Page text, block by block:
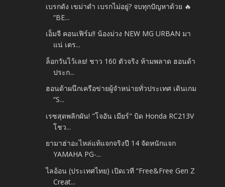
เบรกดัง เขม่าดำ เบรกไม่อยู่? จบทุกปัญหาด้วย 🔥
“BE...
เอ็มจี คอนเฟิร์ม!! น้องม่วง NEW MG URBAN มา
แน่ เตร...
ล็อกวันไว้เลย! ชาว 160 ตัวจริง ห้ามพลาด ฮอนด้า
ประก...
ฮอนด้าผนึกเครือข่ายผู้จำหน่ายทั่วประเทศ เดินเกม
“S...
เรซสุดพลิกผัน! "โจอัน เมียร์" บิด Honda RC213V
โชว...
ยามาฮ่าอะไหล่แท้แจกจริงปี 14 จัดหนักแจก
YAMAHA PG-...
ไลอ้อน (ประเทศไทย) เปิดเวที “Free&Free Gen Z
Creat...